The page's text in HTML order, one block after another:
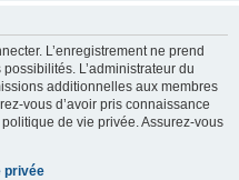
L’enregistrement ne prend
L’administrateur du
additionnelles aux membres
vous d’avoir pris connaissance
de vie privée. Assurez-vous
privée